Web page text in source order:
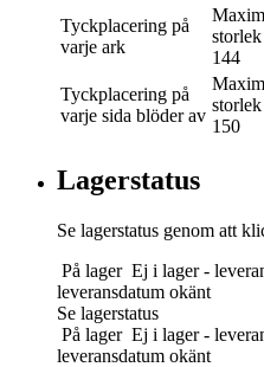
Tyckplacering på
varje ark
storlek
144
Tyckplacering på
varje sida blöder av
storlek
150
Lagerstatus
Se lagerstatus genom att
På lager Ej i lager -
leveransdatum okänt
Se lagerstatus
På lager Ej i lager -
leveransdatum okänt